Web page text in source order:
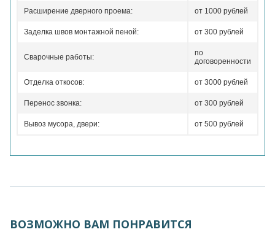
Расширение дверного проема: от 1000 рублей
Заделка швов монтажной пеной: от 300 рублей
Сварочные работы:
по
договоренности
Отделка откосов: от 3000 рублей
Перенос звонка: от 300 рублей
Вывоз мусора, двери: от 500 рублей
ВОЗМОЖНО ВАМ ПОНРАВИТСЯ